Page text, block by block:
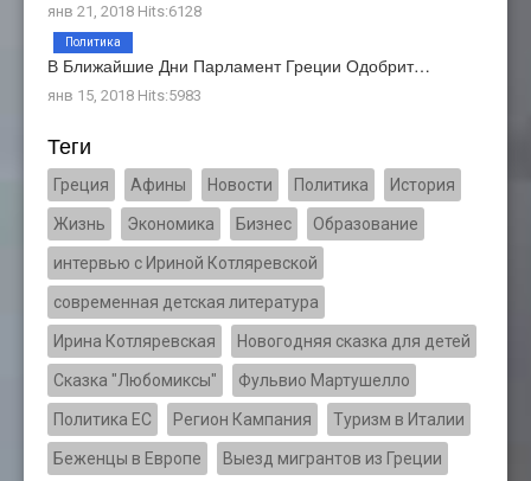
янв 21, 2018 Hits:6128
В Ближайшие Дни Парламент Греции Одобрит…
янв 15, 2018 Hits:5983
Политика
Теги
Греция Афины Новости Политика История
Жизнь Экономика Бизнес Образование
интервью с Ириной Котляревской
современная детская литература
Ирина Котляревская Новогодняя сказка для детей
Сказка "Любомиксы" Фульвио Мартушелло
Политика ЕС Регион Кампания Туризм в Италии
Беженцы в Европе Выезд мигрантов из Греции